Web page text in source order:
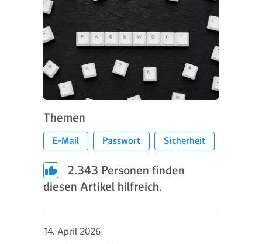
Themen
E-Mail Passwort Sicherheit
2.343 Personen finden
diesen Artikel hilfreich.
14. April 2026